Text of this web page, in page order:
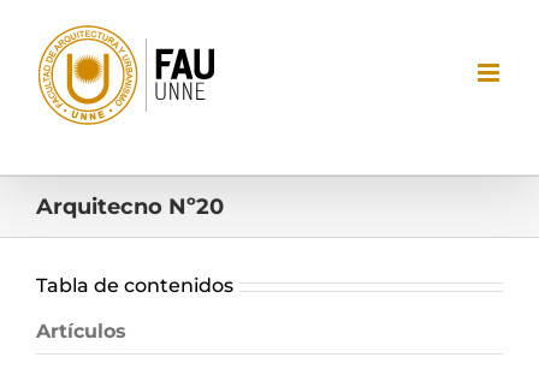
contenido
Arquitecno Nº20
Tabla de contenidos
Artículos